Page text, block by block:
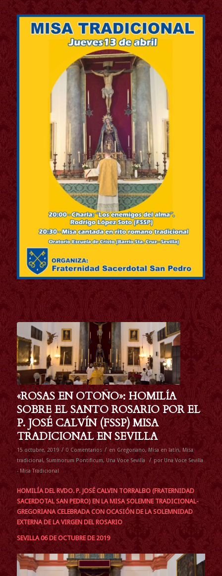
«ROSAS EN OTOÑO»: HOMILÍA
SOBRE EL SANTO ROSARIO POR EL
P. JOSÉ CALVÍN (FSSP) MISA
TRADICIONAL EN SEVILLA
15 octubre, 2019 / 0 Comentarios / en Gregoriano, Misa en latín, Misa
tradicional, Summorum Pontificum, Una Voce Sevilla / por Una Voce Sevilla
- Misa Tradicional
HOMILÍA DEL RVDO. P. JOSÉ CALVIN TORRALBO (FRATERNIDAD
SACERDOTAL SAN PEDRO) EN LA MISA SOLEMNE TRADICIONAL-
GREGORIANA CELEBRADA CON OCASIÓN DE LA SOLEMNIDAD
EXTERNA DE LA VIRGEN DEL ROSARIO
SEVILLA 06 DE OCTUBRE DE 2019